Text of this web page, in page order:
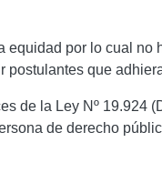
equidad por lo cual
postulantes que
de la Ley Nº 19.924
de derecho